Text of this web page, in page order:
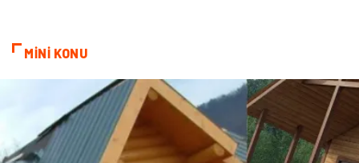
televizyon
Bebek Giyim Dernekler ve Birlikler
MİNİ KONU